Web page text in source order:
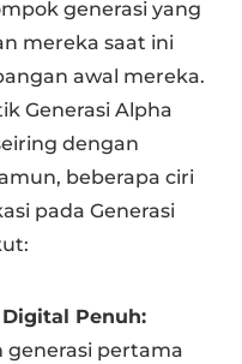
generasi yang
mereka saat ini
awal mereka.
Generasi Alpha
dengan
beberapa ciri
pada Generasi
Penuh:
generasi pertama